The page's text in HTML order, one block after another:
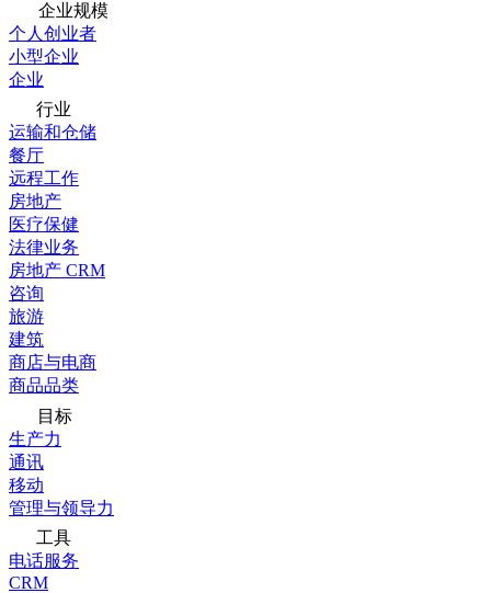
企业规模
个人创业者
小型企业
企业
行业
运输和仓储
餐厅
远程工作
房地产
医疗保健
法律业务
房地产 CRM
咨询
旅游
建筑
商店与电商
商品品类
目标
生产力
通讯
移动
管理与领导力
工具
电话服务
CRM